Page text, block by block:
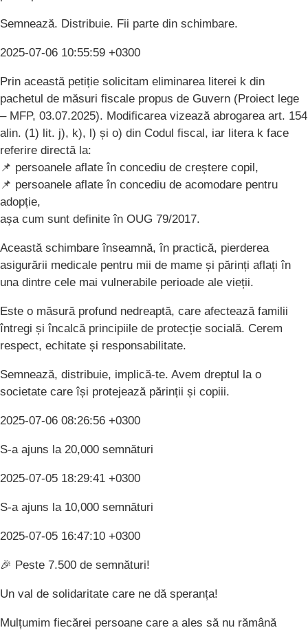
Semnează. Distribuie. Fii parte din schimbare.
2025-07-06 10:55:59 +0300
Prin această petiție solicitam eliminarea literei k din
pachetul de măsuri fiscale propus de Guvern (Proiect lege
– MFP, 03.07.2025). Modificarea vizează abrogarea art. 154
alin. (1) lit. j), k), l) și o) din Codul fiscal, iar litera k face
referire directă la:
📌 persoanele aflate în concediu de creștere copil,
📌 persoanele aflate în concediu de acomodare pentru
adopție,
așa cum sunt definite în OUG 79/2017.
Această schimbare înseamnă, în practică, pierderea
asigurării medicale pentru mii de mame și părinți aflați în
una dintre cele mai vulnerabile perioade ale vieții.
Este o măsură profund nedreaptă, care afectează familii
întregi și încalcă principiile de protecție socială. Cerem
respect, echitate și responsabilitate.
Semnează, distribuie, implică-te. Avem dreptul la o
societate care își protejează părinții și copiii.
2025-07-06 08:26:56 +0300
S-a ajuns la 20,000 semnături
2025-07-05 18:29:41 +0300
S-a ajuns la 10,000 semnături
2025-07-05 16:47:10 +0300
🎉 Peste 7.500 de semnături!
Un val de solidaritate care ne dă speranța!
Mulțumim fiecărei persoane care a ales să nu rămână